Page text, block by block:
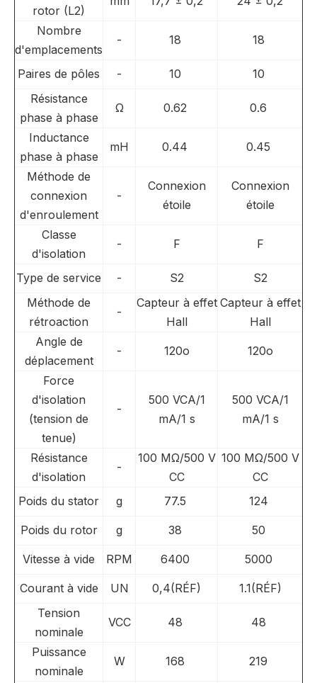
rotor (L2)
Nombre
d'emplacements
- 18 18
Paires de pôles - 10
10
Résistance
phase à phase
Ω 0.62 0.6
Inductance
phase à phase
mH 0.44 0.45
Méthode de
connexion
d'enroulement
-
Connexion
étoile
Connexion
étoile
Classe
d'isolation
- F F
Type de service - S2
S2
Méthode de
rétroaction
-
Capteur à effet
Hall
Capteur à effet
Hall
Angle de
déplacement
- 120o 120o
Force
d'isolation
(tension de
tenue)
-
500 VCA/1
mA/1 s
500 VCA/1
mA/1 s
Résistance
d'isolation
-
100 MΩ/500 V
CC
100 MΩ/500 V
CC
Poids du stator
g 77.5 124
Poids du rotor g 38 50
Vitesse à vide RPM 6400 5000
Courant à vide UN 0,4(RÉF)
1.1(RÉF)
Tension
nominale
VCC 48 48
Puissance
nominale
W 168 219